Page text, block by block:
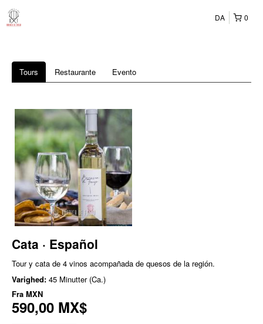
0
DA
Tours Restaurante Evento
Cata · Español
Tour y cata de 4 vinos acompañada de quesos de la región.
Varighed: 45 Minutter (Ca.)
Fra MXN
590,00 MX$